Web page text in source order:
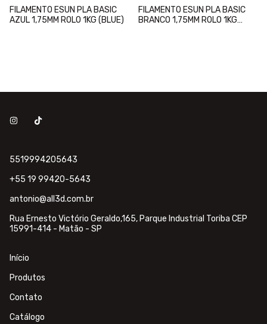
FILAMENTO ESUN PLA BASIC
AZUL 1,75MM ROLO 1KG (BLUE)
FILAMENTO ESUN PLA BASIC
BRANCO 1,75MM ROLO 1KG
5519994205643
+55 19 99420-5643
antonio@all3d.com.br
Rua Ernesto Victório Geraldo,165, Parque Industrial Toriba CEP
15991-414 - Matão - SP
Início
Produtos
Contato
Catálogo